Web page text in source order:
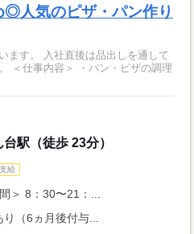
◎人気のピザ・パン作り
ます。 入社直後は品出しを通して
駅（徒歩 23分）
給
＞ 8：30〜21：...
（6ヵ月後付与...